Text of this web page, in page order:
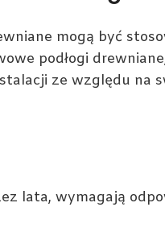
mogą być
podłogi
ze względu na
lata, wymagają